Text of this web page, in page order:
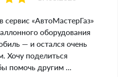
сервис «АвтоМастерГаз»
оборудования
— и остался очень
Хочу поделиться
помочь другим ...